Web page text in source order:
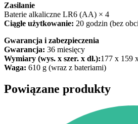
Zasilanie
Baterie alkaliczne LR6 (AA) × 4
Ciągłe użytkowanie: 20 godzin (bez
Gwarancja i zabezpieczenia
Gwarancja: 36 miesięcy
Wymiary (wys. x szer. x dł.):177 x 159
Waga: 610 g (wraz z bateriami)
Powiązane produkty